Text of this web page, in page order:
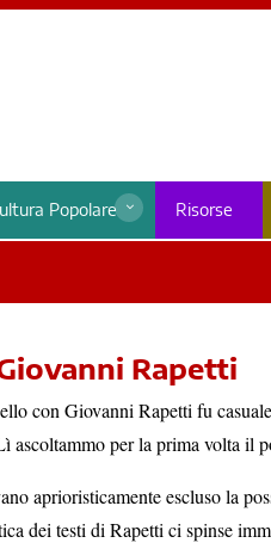
Popolare Risorse
Rapetti
con Giovanni Rapetti fu
per la prima volta il
aprioristicamente escluso la
dei testi di Rapetti ci spinse